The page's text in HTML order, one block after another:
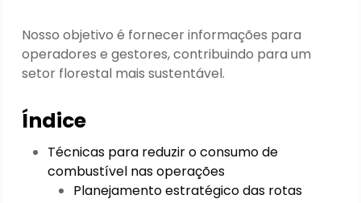
Nosso objetivo é fornecer informações para
operadores e gestores, contribuindo para um
setor florestal mais sustentável.
Índice
Técnicas para reduzir o consumo de
combustível nas operações
Planejamento estratégico das rotas